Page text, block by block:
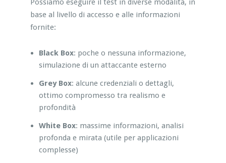
Possiamo eseguire il test in diverse modalità, in
base al livello di accesso e alle informazioni
fornite:
Black Box: poche o nessuna informazione,
simulazione di un attaccante esterno
Grey Box: alcune credenziali o dettagli,
ottimo compromesso tra realismo e
profondità
White Box: massime informazioni, analisi
profonda e mirata (utile per applicazioni
complesse)